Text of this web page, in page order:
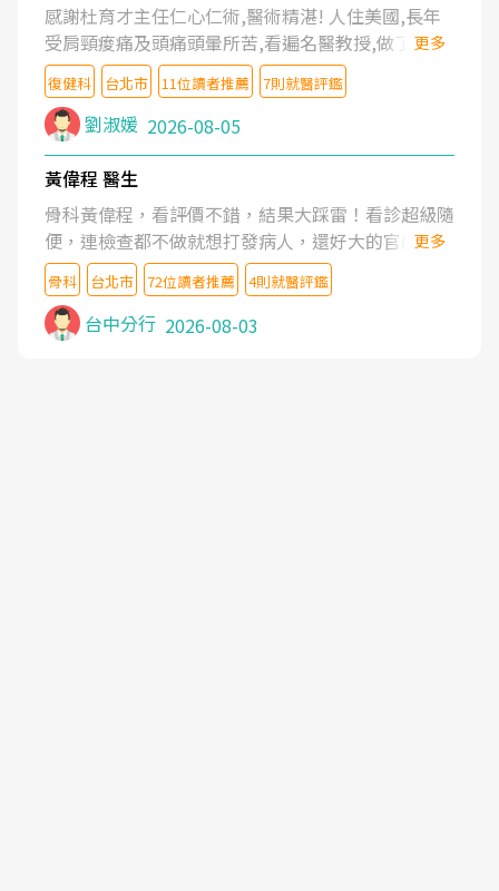
感謝杜育才主任仁心仁術,醫術精湛! 人住美國,長年
受肩頸痠痛及頭痛頭暈所苦,看遍名醫教授,做了各種
檢查,也嘗試過西醫打針,中醫針灸及物理徒手治療都
沒有用,後來連吃到嗎啡類止痛藥都效果有限,只是壓
症狀,沒多久就痛起來,多年失眠嚴重影響生活品質.
台灣親友介紹忠孝醫院杜育才主任是頸頭症候群專
家,上網搜尋杜主任相關文章新聞跟網路評價之後,下
定決心飛回台北找杜醫師診治. 杜主任的乾針跟增生
治療真的很厲害,第一次乾針就覺得整個肩頸鬆開,回
家特別好睡,經過幾次治療,長年頑疾已經好了大半,杜
主任除了打針超厲害,還會一直交代要改善姿勢跟好
好做運動,看診態度親切溫暖,真的是不可多得的良醫,
大力推荐!
更多
復健科 台北市 11位讀者推薦 7則就醫評鑑
劉淑媛 2026-08-05
黃偉程 醫生
骨科黃偉程，看評價不錯，結果大踩雷！看診超級隨
便，連檢查都不做就想打發病人，還好大的官威 ...
想詢問病情還被陰陽怪氣嘲諷一番。可能好評帶來的
大頭症，變得自負不尊重病人。醫術也不行，畢竟連
檢查都懶得做，治療會有用才怪。大家避雷吧！
更多
骨科 台北市 72位讀者推薦 4則就醫評鑑
台中分行 2026-08-03